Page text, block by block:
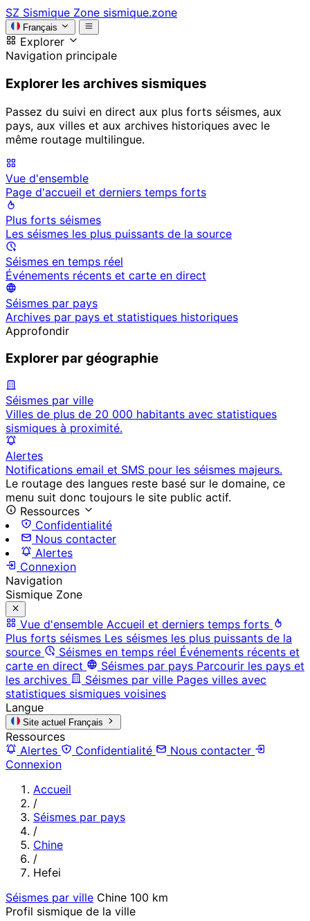
SZ Sismique Zone sismique.zone
Français
Explorer
Navigation principale
Explorer les archives sismiques
Passez du suivi en direct aux plus forts séismes, aux
pays, aux villes et aux archives historiques avec le
même routage multilingue.
Vue d'ensemble
Page d'accueil et derniers temps forts
Plus forts séismes
Les séismes les plus puissants de la source
Séismes en temps réel
Événements récents et carte en direct
Séismes par pays
Archives par pays et statistiques historiques
Approfondir
Explorer par géographie
Séismes par ville
Villes de plus de 20 000 habitants avec statistiques
sismiques à proximité.
Alertes
Notifications email et SMS pour les séismes majeurs.
Le routage des langues reste basé sur le domaine, ce
menu suit donc toujours le site public actif.
Ressources
Confidentialité
Nous contacter
Alertes
Connexion
Navigation
Sismique Zone
Vue d'ensemble Accueil et derniers temps forts
Plus forts séismes Les séismes les plus puissants de la
source
Séismes en temps réel Événements récents et
carte en direct
Séismes par pays Parcourir les pays et
les archives
Séismes par ville Pages villes avec
statistiques sismiques voisines
Langue
Site actuel Français
Ressources
Alertes
Confidentialité
Nous contacter
Connexion
Accueil
/
Séismes par pays
/
Chine
/
Hefei
Séismes par ville Chine 100 km
Profil sismique de la ville